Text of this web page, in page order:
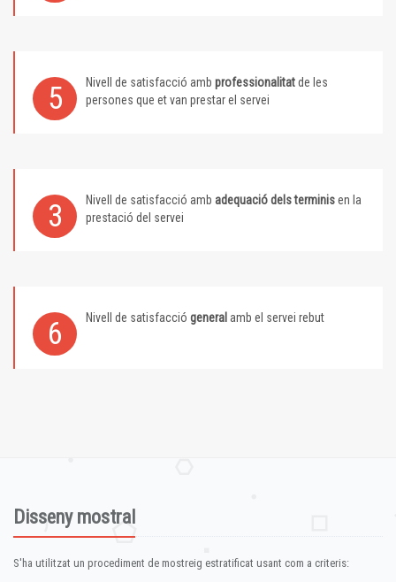
5 Nivell de satisfacció amb professionalitatde les
persones que et van prestar el servei
3 Nivell de satisfacció amb adequació dels terminisen la
prestació del servei
6 Nivell de satisfacció general amb el servei rebut
Disseny mostral
S'ha utilitzat un procediment de mostreig estratificat usant com a criteris: